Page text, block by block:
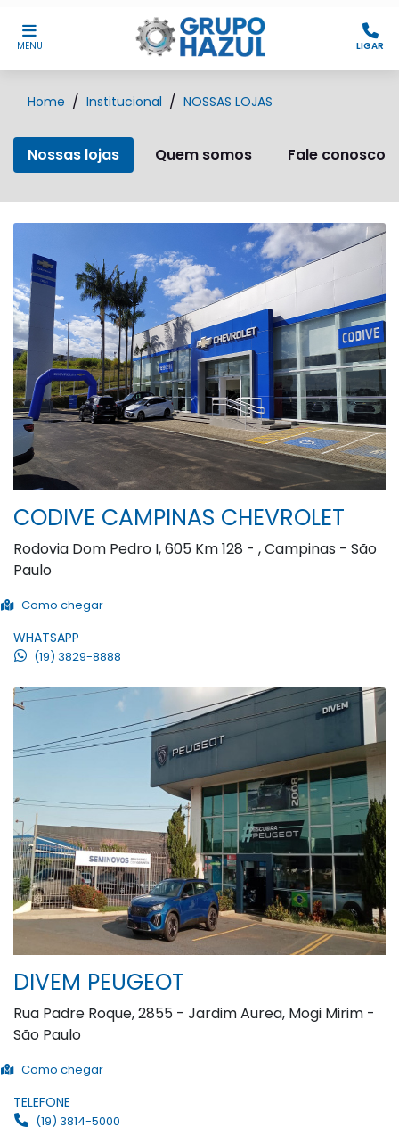
MENU LIGAR
Home Institucional NOSSAS LOJAS
Quem somos
Nossas lojas Fale conosco
CODIVE CAMPINAS CHEVROLET
Rodovia Dom Pedro I, 605 Km 128 - , Campinas - São
Paulo
Como chegar
WHATSAPP
(19) 3829-8888
DIVEM PEUGEOT
Rua Padre Roque, 2855 - Jardim Aurea, Mogi Mirim -
São Paulo
Como chegar
TELEFONE
(19) 3814-5000